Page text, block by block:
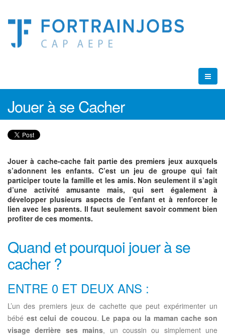
Jouer à se Cacher
Jouer à cache-cache fait partie des premiers jeux auxquels
s’adonnent les enfants. C’est un jeu de groupe qui fait
participer toute la famille et les amis. Non seulement il s’agit
d’une activité amusante mais, qui sert également à
développer plusieurs aspects de l’enfant et à renforcer le
lien avec les parents. Il faut seulement savoir comment bien
profiter de ces moments.
Quand et pourquoi jouer à se
cacher ?
ENTRE 0 ET DEUX ANS :
L’un des premiers jeux de cachette que peut expérimenter un
bébé est celui de coucou. Le papa ou la maman cache son
visage derrière ses mains, un coussin ou simplement une